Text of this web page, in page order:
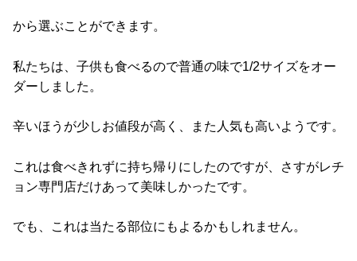
から選ぶことができます。
私たちは、子供も食べるので普通の味で1/2サイズをオー
ダーしました。
辛いほうが少しお値段が高く、また人気も高いようです。
これは食べきれずに持ち帰りにしたのですが、さすがレチ
ョン専門店だけあって美味しかったです。
でも、これは当たる部位にもよるかもしれません。